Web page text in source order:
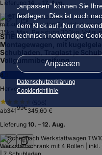
„anpassen” können Sie
festlegen. Dies ist auch
dem Klick auf „Nur
technisch notwendige
Anpassen
Datenschutzerklärung
Cookierichtlinie
Lieferung 14. – 17. Aug.
STIER Werkstattwagen,
Montagewagen, mit
Schubladen, Traglast je
Vollgummibereifung
8,3
Hervorragend
ab34199€345,60 €
Lieferung 10. – 12. Aug.